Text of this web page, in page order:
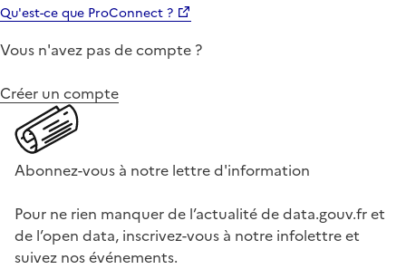
Qu'est-ce que ProConnect ?
Vous n'avez pas de compte ?
Créer un compte
Abonnez-vous à notre lettre d'information
Pour ne rien manquer de l’actualité de data.gouv.fr et
de l’open data, inscrivez-vous à notre infolettre et
suivez nos événements.